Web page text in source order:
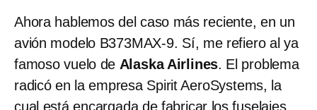
Ahora hablemos del caso más reciente, en un
avión modelo B373MAX-9. Sí, me refiero al ya
famoso vuelo de Alaska Airlines. El problema
radicó en la empresa Spirit AeroSystems, la
cual está encargada de fabricar los fuselajes